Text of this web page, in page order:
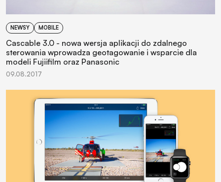
NEWSY MOBILE
Cascable 3.0 - nowa wersja aplikacji do zdalnego
sterowania wprowadza geotagowanie i wsparcie dla
modeli Fujiifilm oraz Panasonic
09.08.2017